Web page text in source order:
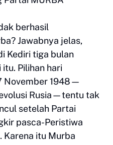
berhasil
Jawabnya jelas,
Kediri tiga bulan
Pilihan hari
November 1948—
Rusia—tentu tak
setelah Partai
pasca-Peristiwa
Karena itu Murba